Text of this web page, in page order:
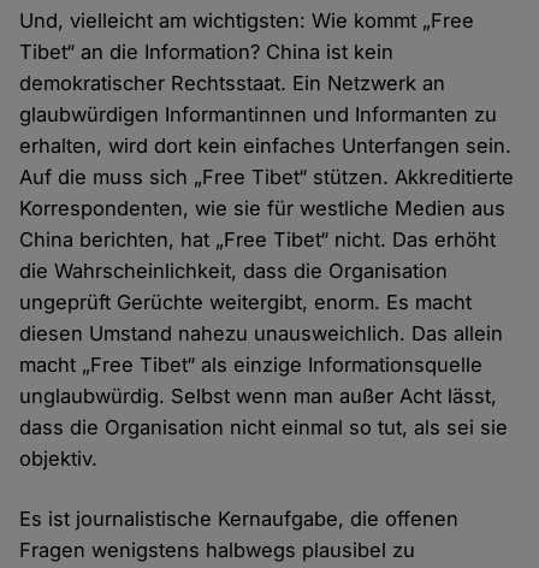
Und, vielleicht am wichtigsten: Wie kommt „Free
Tibet“ an die Information? China ist kein
demokratischer Rechtsstaat. Ein Netzwerk an
glaubwürdigen Informantinnen und Informanten zu
erhalten, wird dort kein einfaches Unterfangen sein.
Auf die muss sich „Free Tibet“ stützen. Akkreditierte
Korrespondenten, wie sie für westliche Medien aus
China berichten, hat „Free Tibet“ nicht. Das erhöht
die Wahrscheinlichkeit, dass die Organisation
ungeprüft Gerüchte weitergibt, enorm. Es macht
diesen Umstand nahezu unausweichlich. Das allein
macht „Free Tibet“ als einzige Informationsquelle
unglaubwürdig. Selbst wenn man außer Acht lässt,
dass die Organisation nicht einmal so tut, als sei sie
objektiv.
Es ist journalistische Kernaufgabe, die offenen
Fragen wenigstens halbwegs plausibel zu